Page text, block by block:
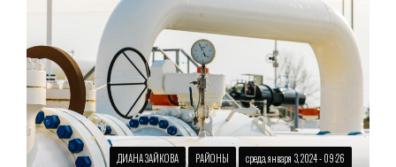
ДИАНА ЗАЙКОВА РАЙОНЫ среда, января 3, 2024 - 09:26